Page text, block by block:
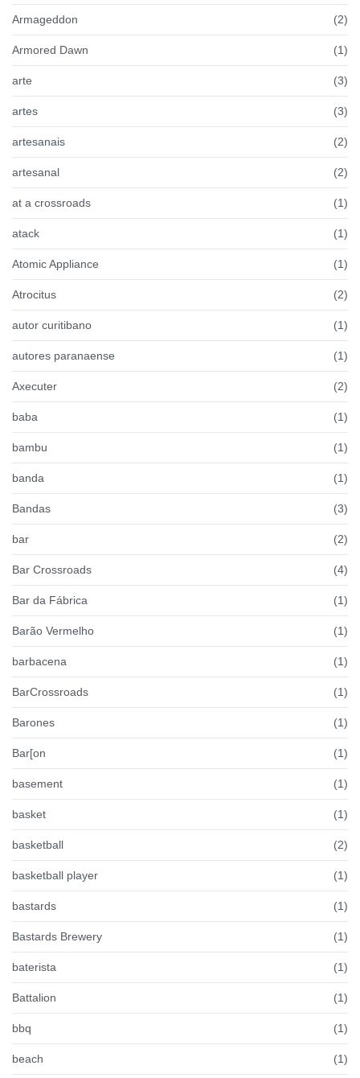
Armageddon (2)
Armored Dawn (1)
arte (3)
artes (3)
artesanais (2)
artesanal (2)
at a crossroads (1)
atack (1)
Atomic Appliance (1)
Atrocitus (2)
autor curitibano (1)
autores paranaense (1)
Axecuter (2)
baba (1)
bambu (1)
banda (1)
Bandas (3)
bar (2)
Bar Crossroads (4)
Bar da Fábrica (1)
Barão Vermelho (1)
barbacena (1)
BarCrossroads (1)
Barones (1)
Bar[on (1)
basement (1)
basket (1)
basketball (2)
basketball player (1)
bastards (1)
Bastards Brewery (1)
baterista (1)
Battalion (1)
bbq (1)
beach (1)